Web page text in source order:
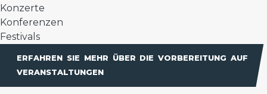
Konzerte
Konferenzen
Festivals
ERFAHREN SIE MEHR ÜBER DIE VORBEREITUNG AUF
VERANSTALTUNGEN